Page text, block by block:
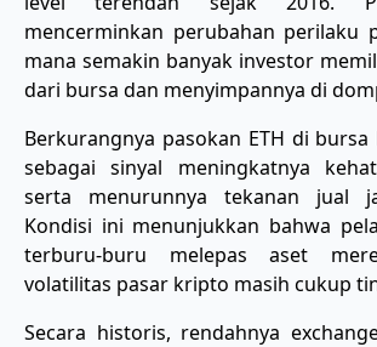
mencerminkan perubahan perilaku
mana semakin banyak investor
dari bursa dan menyimpannya di
Berkurangnya pasokan ETH di
sebagai sinyal meningkatnya
serta menurunnya tekanan jual
Kondisi ini menunjukkan bahwa
terburu-buru melepas aset
volatilitas pasar kripto masih cukup
Secara historis, rendahnya